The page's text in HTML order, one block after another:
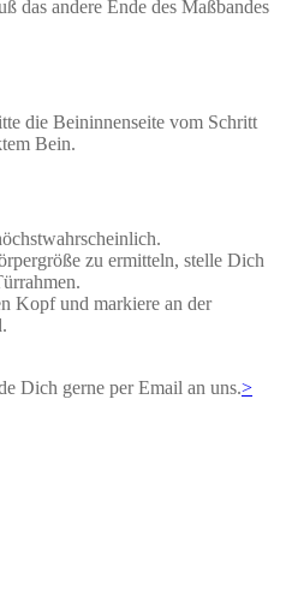
das andere Ende des Maßbandes
die Beininnenseite vom Schritt
Bein.
zu ermitteln, stelle Dich
Kopf und markiere an der
Dich gerne per Email an uns.>